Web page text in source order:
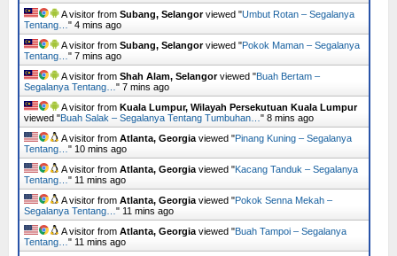
A visitor from Subang, Selangorviewed "Umbut Rotan – Segalanya
Tentang… " 4 mins ago
A visitor from Subang, Selangorviewed "Pokok Maman – Segalanya
Tentang… " 7 mins ago
A visitor from Shah Alam, Selangorviewed "Buah Bertam –
Segalanya Tentang… " 7 mins ago
A visitor from Kuala Lumpur, Wilayah Persekutuan Kuala Lumpur
viewed "Buah Salak – Segalanya Tentang Tumbuhan… " 8 mins ago
A visitor from Atlanta, Georgia viewed "Pinang Kuning – Segalanya
Tentang… " 10 mins ago
A visitor from Atlanta, Georgia viewed "Kacang Tanduk – Segalanya
Tentang… " 11 mins ago
A visitor from Atlanta, Georgia viewed "Pokok Senna Mekah –
Segalanya Tentang… " 11 mins ago
A visitor from Atlanta, Georgia viewed "Buah Tampoi – Segalanya
Tentang… " 11 mins ago